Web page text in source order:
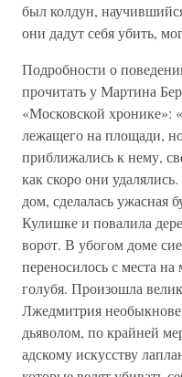
был колдун,
они дадут себя убить,
Подробности о
прочитать у Мартина
«Московской хронике»:
лежащего на площади,
приближались к нему,
как скоро они
дом, сделалась ужасная
Кулишке и повалила
ворот. В убогом доме
переносилось с места
голубя. Произошла
Лжедмитрия
дьяволом, по крайней
адскому искусству